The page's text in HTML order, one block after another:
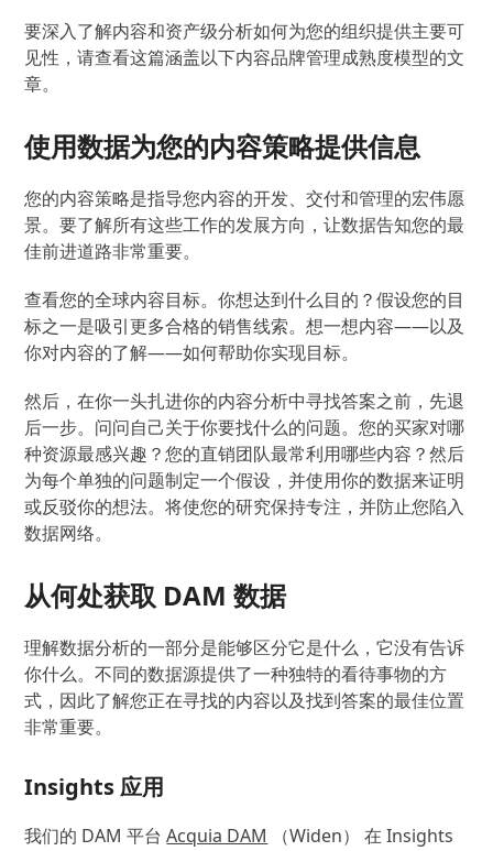
要深入了解内容和资产级分析如何为您的组织提供主要可
见性，请查看这篇涵盖以下内容品牌管理成熟度模型的文
章。
使用数据为您的内容策略提供信息
您的内容策略是指导您内容的开发、交付和管理的宏伟愿
景。要了解所有这些工作的发展方向，让数据告知您的最
佳前进道路非常重要。
查看您的全球内容目标。你想达到什么目的？假设您的目
标之一是吸引更多合格的销售线索。想一想内容——以及
你对内容的了解——如何帮助你实现目标。
然后，在你一头扎进你的内容分析中寻找答案之前，先退
后一步。问问自己关于你要找什么的问题。您的买家对哪
种资源最感兴趣？您的直销团队最常利用哪些内容？然后
为每个单独的问题制定一个假设，并使用你的数据来证明
或反驳你的想法。将使您的研究保持专注，并防止您陷入
数据网络。
从何处获取 DAM 数据
理解数据分析的一部分是能够区分它是什么，它没有告诉
你什么。不同的数据源提供了一种独特的看待事物的方
式，因此了解您正在寻找的内容以及找到答案的最佳位置
非常重要。
Insights 应用
我们的 DAM 平台Acquia DAM
（Widen） 在 Insights